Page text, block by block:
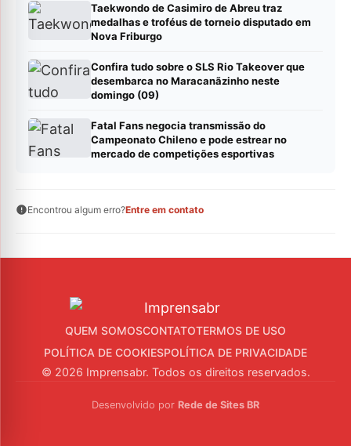
Taekwondo de Casimiro de Abreu traz
medalhas e troféus de torneio disputado em
Nova Friburgo
Confira tudo sobre o SLS Rio Takeover que
desembarca no Maracanãzinho neste
domingo (09)
Fatal Fans negocia transmissão do
Campeonato Chileno e pode estrear no
mercado de competições esportivas
Encontrou algum erro?Entre em contato
QUEM SOMOSCONTATOTERMOS DE USO
POLÍTICA DE COOKIESPOLÍTICA DE PRIVACIDADE
© 2026 Imprensabr. Todos os direitos reservados.
Desenvolvido por Rede de Sites BR